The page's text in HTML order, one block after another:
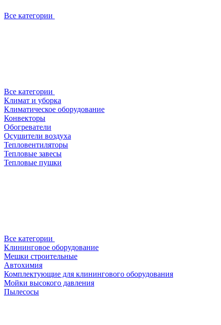
Все категории
Все категории
Климат и уборка
Климатическое оборудование
Конвекторы
Обогреватели
Осушители воздуха
Тепловентиляторы
Тепловые завесы
Тепловые пушки
Все категории
Клининговое оборудование
Мешки строительные
Автохимия
Комплектующие для клинингового оборудования
Мойки высокого давления
Пылесосы